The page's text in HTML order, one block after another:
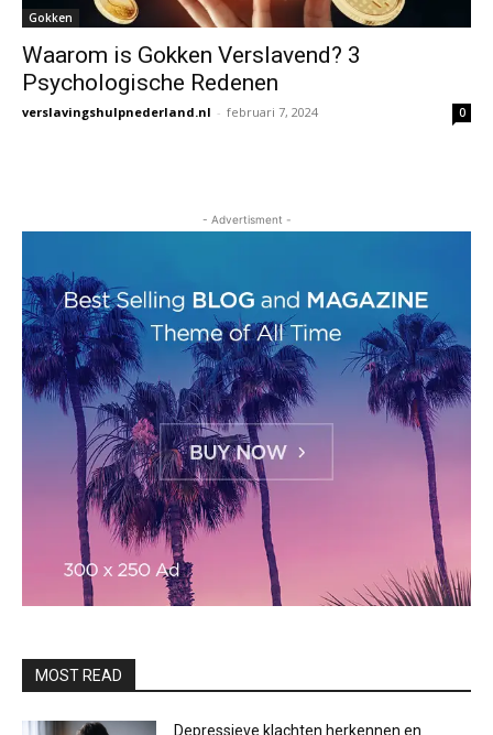
Gokken
Waarom is Gokken Verslavend? 3
Psychologische Redenen
verslavingshulpnederland.nl - februari 7, 2024 0
- Advertisment -
MOST READ
Depressieve klachten herkennen en